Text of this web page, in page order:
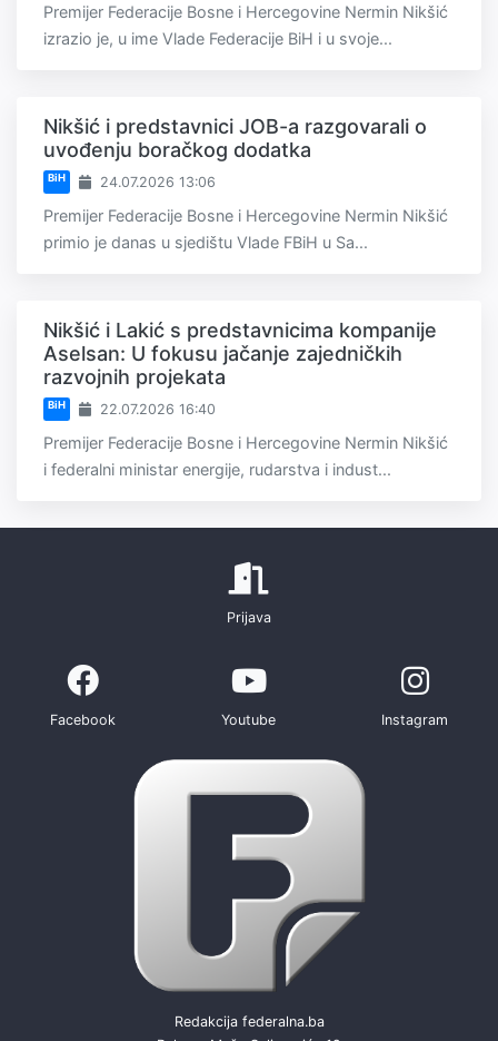
Premijer Federacije Bosne i Hercegovine Nermin Nikšić
izrazio je, u ime Vlade Federacije BiH i u svoje...
Nikšić i predstavnici JOB-a razgovarali o
uvođenju boračkog dodatka
BiH 24.07.2026 13:06
Premijer Federacije Bosne i Hercegovine Nermin Nikšić
primio je danas u sjedištu Vlade FBiH u Sa...
Nikšić i Lakić s predstavnicima kompanije
Aselsan: U fokusu jačanje zajedničkih
razvojnih projekata
BiH 22.07.2026 16:40
Premijer Federacije Bosne i Hercegovine Nermin Nikšić
i federalni ministar energije, rudarstva i indust...
Prijava
Facebook Youtube Instagram
Redakcija federalna.ba